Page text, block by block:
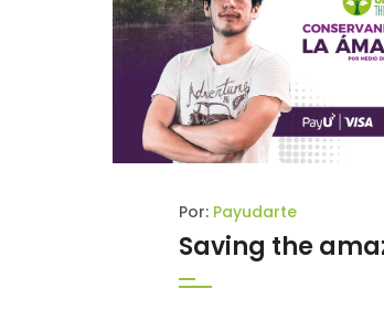
Por: Payudarte
Saving the